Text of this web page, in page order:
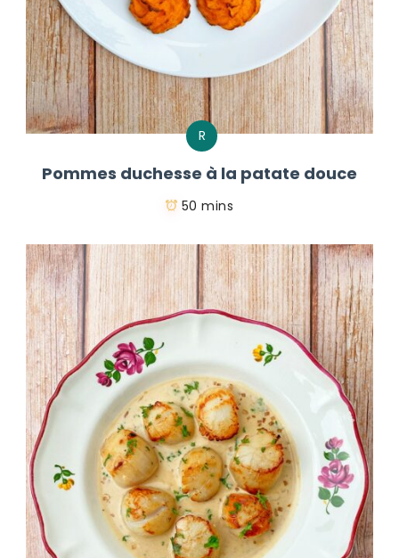
R
Pommes duchesse à la patate douce
50 mins